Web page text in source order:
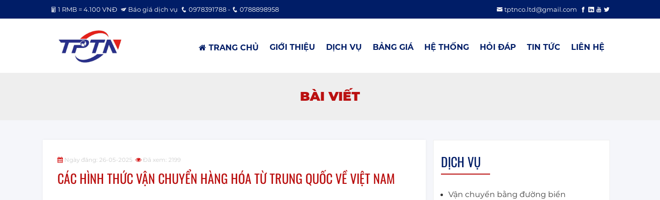
1 RMB = 4.100 VNĐ Báo giá dịch vụ 0978391788 - 0788898958 tptnco.ltd@gmail.com
TRANG CHỦ GIỚI THIỆU DỊCH VỤ BẢNG GIÁ HỆ THỐNG HỎI ĐÁP TIN TỨC LIÊN HỆ
BÀI VIẾT
Ngày đăng: 26-05-2025 Đã xem: 2199
CÁC HÌNH THỨC VẬN CHUYỂN HÀNG HÓA TỪ TRUNG QUỐC VỀ VIỆT NAM
DỊCH VỤ
Vận chuyển bằng đường biển